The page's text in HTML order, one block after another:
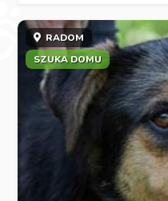
RADOM
SZUKA DOMU